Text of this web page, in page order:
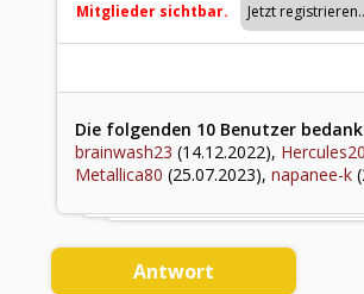
Mitglieder sichtbar.
Die folgenden 10 Benutzer
brainwash23 (14.12.2022),
Metallica80 (25.07.2023), napanee-k
Antwort